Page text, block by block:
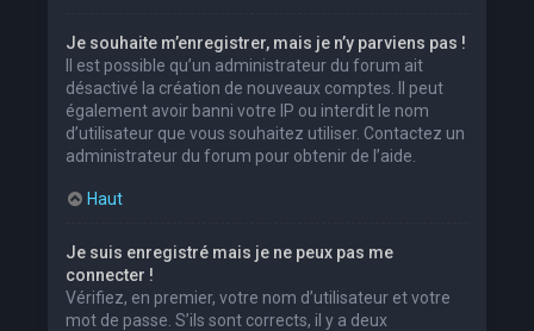
Je souhaite m’enregistrer, mais je n’y parviens pas !
Il est possible qu’un administrateur du forum ait
désactivé la création de nouveaux comptes. Il peut
également avoir banni votre IP ou interdit le nom
d’utilisateur que vous souhaitez utiliser. Contactez un
administrateur du forum pour obtenir de l’aide.
Haut
Je suis enregistré mais je ne peux pas me
connecter !
Vérifiez, en premier, votre nom d’utilisateur et votre
mot de passe. S’ils sont corrects, il y a deux